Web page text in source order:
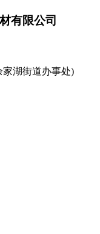
有限公司
湖街道办事处)